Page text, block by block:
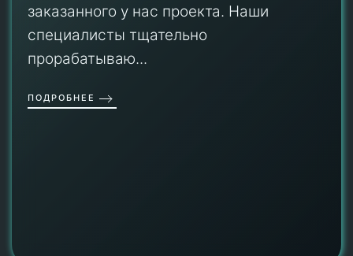
заказанного у нас проекта. Наши
специалисты тщательно
прорабатываю...
ПОДРОБНЕЕ